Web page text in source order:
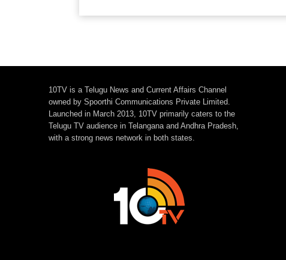
10TV is a Telugu News and Current Affairs Channel
owned by Spoorthi Communications Private Limited.
Launched in March 2013, 10TV primarily caters to the
Telugu TV audience in Telangana and Andhra Pradesh,
with a strong news network in both states.